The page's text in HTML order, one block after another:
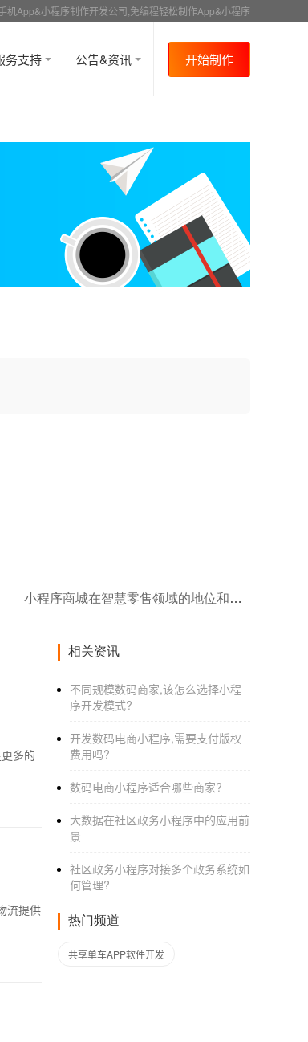
机App&小程序制作开发公司,免编程轻松制作App&小程序
务支持 公告&资讯 开始制作
小程序商城在智慧零售领域的地位和作用
多的
流提供
相关资讯
不同规模数码商家,该怎么选择小程
序开发模式?
开发数码电商小程序,需要支付版权
费用吗?
数码电商小程序适合哪些商家?
大数据在社区政务小程序中的应用前
景
社区政务小程序对接多个政务系统如
何管理?
热门频道
共享单车APP软件开发